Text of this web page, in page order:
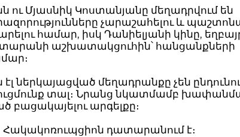
ու Մյասնիկ Կոստանյանը մեղադրվում են
չարաշահելու և
համար, իսկ Դանիելյանի կինը,
աշխատակցուհին՝ հանցանքների
էլ ներկայացված մեղադրանքը չեն
տալ։ Նրանց նկատմամբ
բացակայելու արգելքը։
Հակակոռուպցիոն դատարանում է։